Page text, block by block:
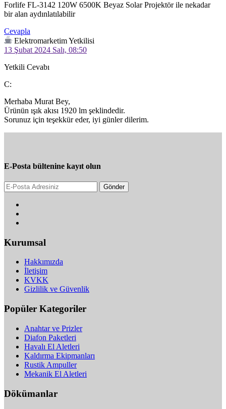
Forlife FL-3142 120W 6500K Beyaz Solar Projektör ile nekadar
bir alan aydınlatılabilir
Cevapla
Elektromarketim Yetkilisi
13 Şubat 2024 Salı, 08:50
Yetkili Cevabı
C:
Merhaba Murat Bey,
Ürünün ışık akısı 1920 lm şeklindedir.
Sorunuz için teşekkür eder, iyi günler dilerim.
E-Posta bültenine kayıt olun
Gönder
Kurumsal
Hakkımızda
İletişim
KVKK
Gizlilik ve Güvenlik
Popüler Kategoriler
Anahtar ve Prizler
Diafon Paketleri
Havalı El Aletleri
Kaldırma Ekipmanları
Rustik Ampuller
Mekanik El Aletleri
Dökümanlar